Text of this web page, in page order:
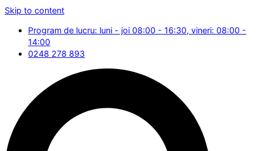
Skip to content
Program de lucru: luni - joi 08:00 - 16:30, vineri: 08:00 -
14:00
0248 278 893